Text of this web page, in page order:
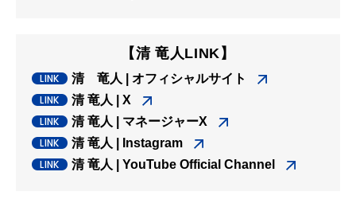
【清 竜人LINK】
清 竜人 | オフィシャルサイト
清 竜人 | X
清 竜人 | マネージャーX
清 竜人 | Instagram
清 竜人 | YouTube Official Channel